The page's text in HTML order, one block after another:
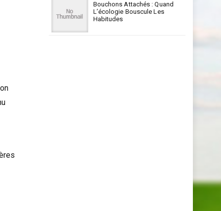
Bouchons Attachés : Quand
L’écologie Bouscule Les
Habitudes